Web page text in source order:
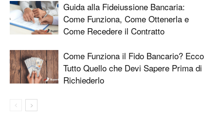
Guida alla Fideiussione Bancaria:
Come Funziona, Come Ottenerla e
Come Recedere il Contratto
Come Funziona il Fido Bancario? Ecco
Tutto Quello che Devi Sapere Prima di
Richiederlo